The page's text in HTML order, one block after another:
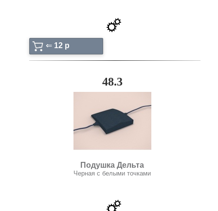
⇐ 12 p
48.3
Подушка Дельта
Черная с белыми точками